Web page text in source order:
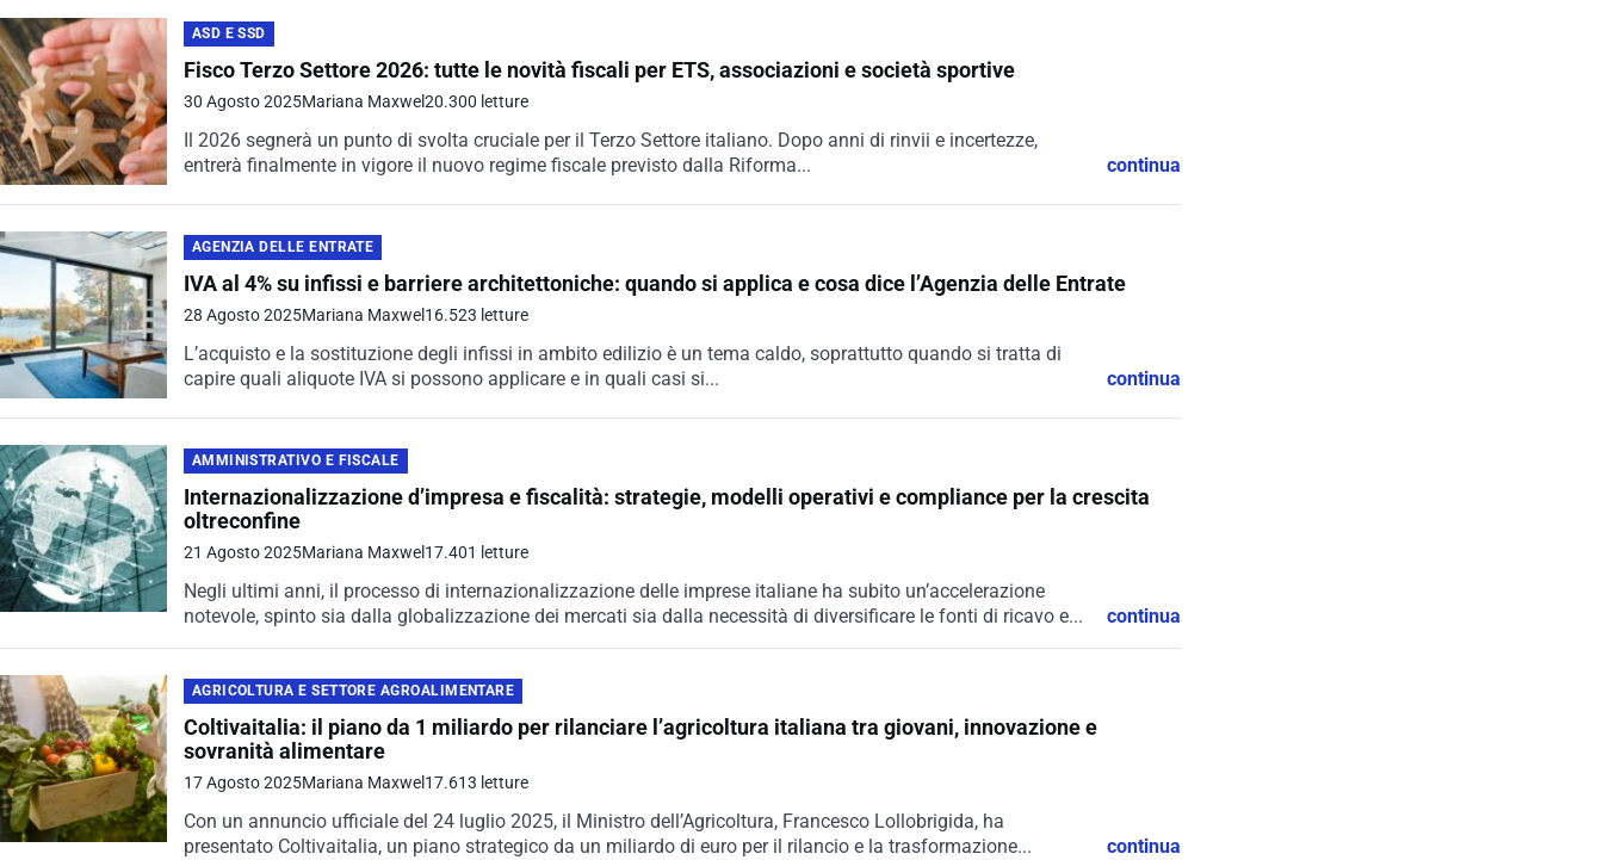
ASD E SSD
Fisco Terzo Settore 2026: tutte le novità fiscali per ETS, associazioni e società sportive
30 Agosto 2025Mariana Maxwel20.300 letture
Il 2026 segnerà un punto di svolta cruciale per il Terzo Settore italiano. Dopo anni di rinvii e incertezze,
entrerà finalmente in vigore il nuovo regime fiscale previsto dalla Riforma...
continua
AGENZIA DELLE ENTRATE
IVA al 4% su infissi e barriere architettoniche: quando si applica e cosa dice l’Agenzia delle Entrate
28 Agosto 2025Mariana Maxwel 16.523 letture
L’acquisto e la sostituzione degli infissi in ambito edilizio è un tema caldo, soprattutto quando si tratta di
capire quali aliquote IVA si possono applicare e in quali casi si...
continua
AMMINISTRATIVO E FISCALE
Internazionalizzazione d’impresa e fiscalità: strategie, modelli operativi e compliance per la crescita
oltreconfine
21 Agosto 2025Mariana Maxwel 17.401 letture
Negli ultimi anni, il processo di internazionalizzazione delle imprese italiane ha subito un’accelerazione
notevole, spinto sia dalla globalizzazione dei mercati sia dalla necessità di diversificare le fonti di ricavo e...
continua
AGRICOLTURA E SETTORE AGROALIMENTARE
Coltivaitalia: il piano da 1 miliardo per rilanciare l’agricoltura italiana tra giovani, innovazione e
sovranità alimentare
17 Agosto 2025Mariana Maxwel 17.613 letture
Con un annuncio ufficiale del 24 luglio 2025, il Ministro dell’Agricoltura, Francesco Lollobrigida, ha
presentato Coltivaitalia, un piano strategico da un miliardo di euro per il rilancio e la trasformazione...
continua